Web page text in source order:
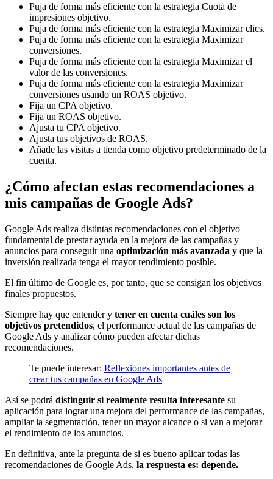
Puja de forma más eficiente con la estrategia Cuota de
impresiones objetivo.
Puja de forma más eficiente con la estrategia Maximizar clics.
Puja de forma más eficiente con la estrategia Maximizar
conversiones.
Puja de forma más eficiente con la estrategia Maximizar el
valor de las conversiones.
Puja de forma más eficiente con la estrategia Maximizar
conversiones usando un ROAS objetivo.
Fija un CPA objetivo.
Fija un ROAS objetivo.
Ajusta tu CPA objetivo.
Ajusta tus objetivos de ROAS.
Añade las visitas a tienda como objetivo predeterminado de la
cuenta.
¿Cómo afectan estas recomendaciones a
mis campañas de Google Ads?
Google Ads realiza distintas recomendaciones con el objetivo
fundamental de prestar ayuda en la mejora de las campañas y
anuncios para conseguir una optimización más avanzada y que la
inversión realizada tenga el mayor rendimiento posible.
El fin último de Google es, por tanto, que se consigan los objetivos
finales propuestos.
Siempre hay que entender y tener en cuenta cuáles son los
objetivos pretendidos, el performance actual de las campañas de
Google Ads y analizar cómo pueden afectar dichas
recomendaciones.
Te puede interesar: Reflexiones importantes antes de
crear tus campañas en Google Ads
Así se podrá distinguir si realmente resulta interesante su
aplicación para lograr una mejora del performance de las campañas,
ampliar la segmentación, tener un mayor alcance o si van a mejorar
el rendimiento de los anuncios.
En definitiva, ante la pregunta de si es bueno aplicar todas las
recomendaciones de Google Ads, la respuesta es: depende.